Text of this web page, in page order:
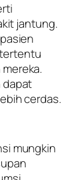
jantung.
dapat
cerdas.
mungkin